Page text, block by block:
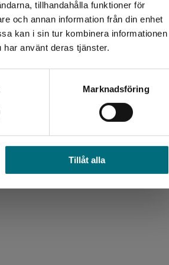
tillhandahålla funktioner för
och annan information från din enhet
kan i sin tur kombinera informationen
använt deras tjänster.
Marknadsföring
Tillåt alla
via
Cookieinställningar
GDPR och
personuppgifter
Nyhetsbrev
Tillgänglighet